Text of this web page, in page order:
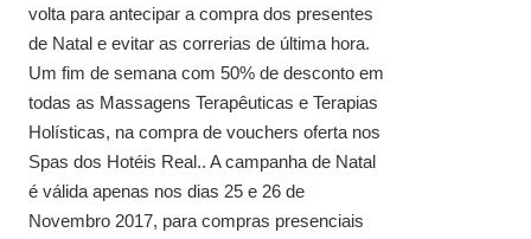
volta para antecipar a compra dos presentes
de Natal e evitar as correrias de última hora.
Um fim de semana com 50% de desconto em
todas as Massagens Terapêuticas e Terapias
Holísticas, na compra de vouchers oferta nos
Spas dos Hotéis Real.. A campanha de Natal
é válida apenas nos dias 25 e 26 de
Novembro 2017, para compras presenciais